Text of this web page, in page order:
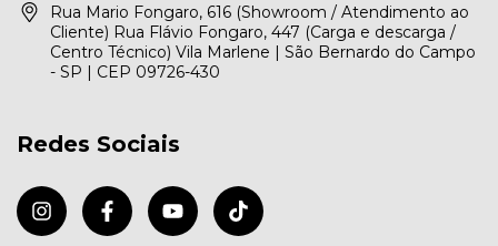
Rua Mario Fongaro, 616 (Showroom / Atendimento ao
Cliente) Rua Flávio Fongaro, 447 (Carga e descarga /
Centro Técnico) Vila Marlene | São Bernardo do Campo
- SP | CEP 09726-430
Redes Sociais